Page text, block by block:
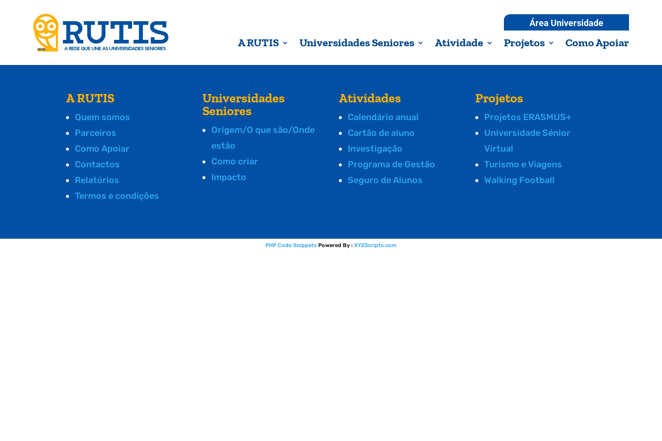
Área Universidade
A RUTIS Universidades Seniores Atividade Projetos Como Apoiar
A RUTIS
Quem somos
Parceiros
Como Apoiar
Contactos
Relatórios
Termos e condições
Universidades
Seniores
Origem/O que são/Onde
estão
Como criar
Impacto
Atividades
Calendário anual
Cartão de aluno
Investigação
Programa de Gestão
Seguro de Alunos
Projetos
Projetos ERASMUS+
Universidade Sénior
Virtual
Turismo e Viagens
Walking Football
PHP Code Snippets Powered By : XYZScripts.com